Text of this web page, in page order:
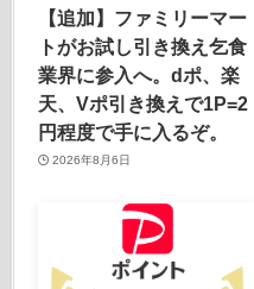
【追加】ファミリーマー
トがお試し引き換え乞食
業界に参入へ。dポ、楽
天、Vポ引き換えで1P=2
円程度で手に入るぞ。
2026年8月6日